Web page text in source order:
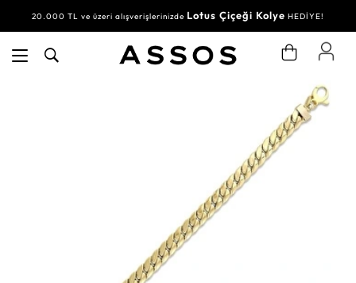
20.000 TL ve üzeri alışverişlerinizde Lotus Çiçeği Kolye HEDİYE!